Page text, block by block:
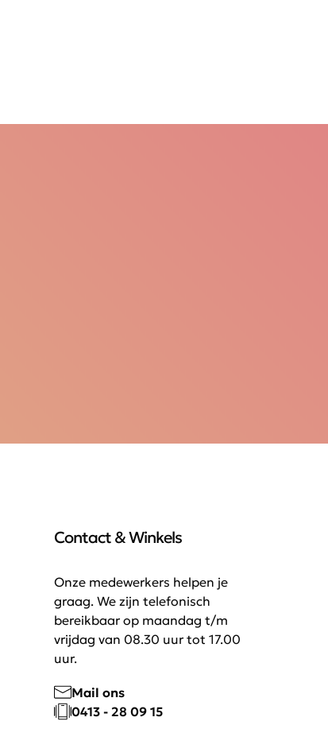
Contact & Winkels
Onze medewerkers helpen je
graag. We zijn telefonisch
bereikbaar op maandag t/m
vrijdag van 08.30 uur tot 17.00
uur.
Mail ons
0413 - 28 09 15